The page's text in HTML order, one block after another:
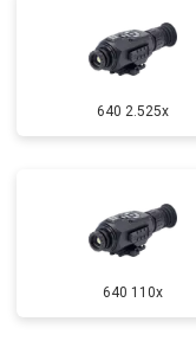
640 2.525x
640 110x